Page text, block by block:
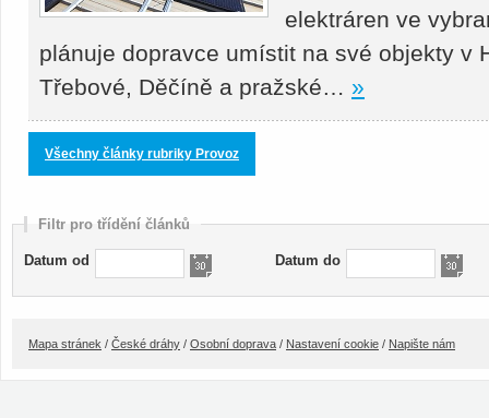
elektráren ve
plánuje dopravce umístit na své objekty v
Třebové, Děčíně a pražské… »
Všechny články rubriky Provoz
Filtr pro třídění článků
Datum od Datum do
Mapa stránek / České dráhy / Osobní doprava / Nastavení cookie / Napište nám